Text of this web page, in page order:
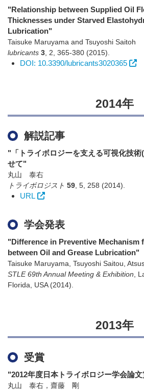
"Relationship between Supplied Oil
Thicknesses under Starved
Lubrication"
Taisuke Maruyama and Tsuyoshi Saitoh
lubricants 3 2 365-380 (2015)
DOI: 10.3390/lubricants3020365
2014年
解説記事
"「トライボロジーを支える可視化技術
せて"
丸山 泰右
トライボロジスト 59 5 258 (2014)
URL
学会発表
"Difference in Preventive Mechanism
between Oil and Grease Lubrication"
Taisuke Maruyama, Tsuyoshi Saitou,
STLE 69th Annual Meeting & Exhibition
Florida, USA (2014)
2013年
受賞
"2012年度日本トライボロジー学会論
丸山 泰右，齋藤 剛